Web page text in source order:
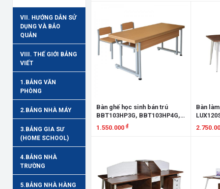
VII. HƯỚNG DẪN SỬ
DỤNG VÀ BẢO
QUẢN
VIII. THẾ GIỚI BẢNG
VIẾT
1.BẢNG VĂN
PHÒNG
2.BẢNG NHÀ MÁY
3.BẢNG GIA SƯ
(HOME SCHOOL)
4.BẢNG NHÀ
TRƯỜNG
5.BẢNG NHÀ HÀNG
Bàn ghế học sinh bán trú
BBT103HP3G, BBT103HP4G,
BBT103HP5G, BBT103HP6G,
GBT103HP3G, GBT103HP4G,
1.550.000 ₫
Bàn